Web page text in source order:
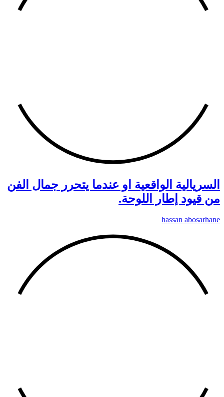
السريالية الواقعية او عندما يتحرر جمال الفن
من قيود إطار اللوحة.
hassan abosarhane